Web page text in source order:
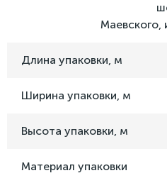
Маевского,
Длина упаковки, м
Ширина упаковки, м
Высота упаковки, м
Материал упаковки